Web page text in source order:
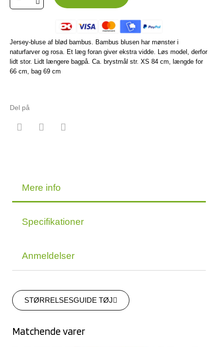
Jersey-bluse af blød bambus. Bambus blusen har mønster i
naturfarver og rosa. Et læg foran giver ekstra vidde. Løs model, derfor
lidt stor. Lidt længere bagpå. Ca. brystmål str. XS 84 cm, længde for
66 cm, bag 69 cm
Del på
Mere info
Specifikationer
Anmeldelser
STØRRELSESGUIDE TØJ
Matchende varer